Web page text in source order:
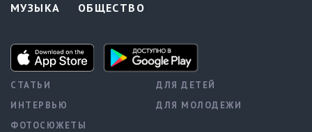
МУЗЫКА
ОБЩЕСТВО
СТАТЬИ
ИНТЕРВЬЮ
ФОТОСЮЖЕТЫ
ДЛЯ ДЕТЕЙ
ДЛЯ МОЛОДЕЖИ